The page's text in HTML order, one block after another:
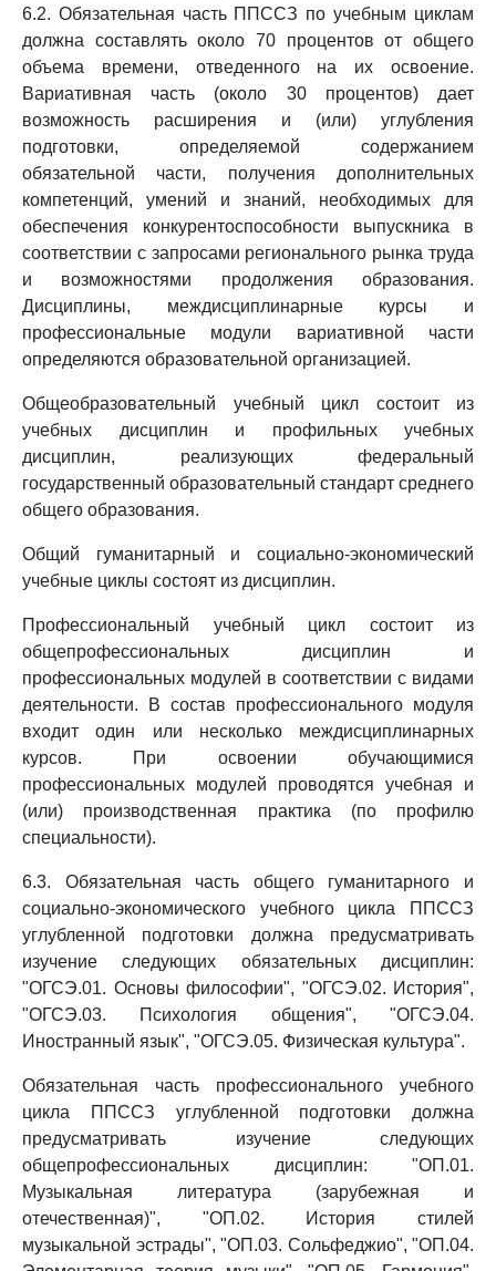
6.2. Обязательная часть ППССЗ по учебным циклам
должна составлять около 70 процентов от общего
объема времени, отведенного на их освоение.
Вариативная часть (около 30 процентов) дает
возможность расширения и (или) углубления
подготовки, определяемой содержанием
обязательной части, получения дополнительных
компетенций, умений и знаний, необходимых для
обеспечения конкурентоспособности выпускника в
соответствии с запросами регионального рынка труда
и возможностями продолжения образования.
Дисциплины, междисциплинарные курсы и
профессиональные модули вариативной части
определяются образовательной организацией.
Общеобразовательный учебный цикл состоит из
учебных дисциплин и профильных учебных
дисциплин, реализующих федеральный
государственный образовательный стандарт среднего
общего образования.
Общий гуманитарный и социально-экономический
учебные циклы состоят из дисциплин.
Профессиональный учебный цикл состоит из
общепрофессиональных дисциплин и
профессиональных модулей в соответствии с видами
деятельности. В состав профессионального модуля
входит один или несколько междисциплинарных
курсов. При освоении обучающимися
профессиональных модулей проводятся учебная и
(или) производственная практика (по профилю
специальности).
6.3. Обязательная часть общего гуманитарного и
социально-экономического учебного цикла ППССЗ
углубленной подготовки должна предусматривать
изучение следующих обязательных дисциплин:
"ОГСЭ.01. Основы философии", "ОГСЭ.02. История",
"ОГСЭ.03. Психология общения", "ОГСЭ.04.
Иностранный язык", "ОГСЭ.05. Физическая культура".
Обязательная часть профессионального учебного
цикла ППССЗ углубленной подготовки должна
предусматривать изучение следующих
общепрофессиональных дисциплин: "ОП.01.
Музыкальная литература (зарубежная и
отечественная)", "ОП.02. История стилей
музыкальной эстрады", "ОП.03. Сольфеджио", "ОП.04.